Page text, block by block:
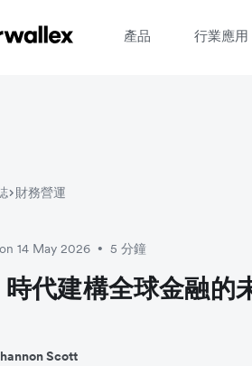
產品 行業應用
財務營運
14 May 2026 • 5 分鐘
代建構全球金融的
Scott